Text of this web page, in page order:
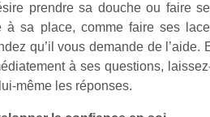
prendre sa douche ou faire
à sa place, comme faire ses
qu’il vous demande de l’aide.
à ses questions,
même les réponses.